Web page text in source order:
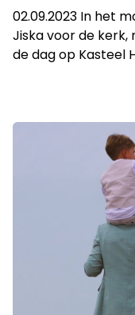
02.09.2023 In het
Jiska voor de
de dag op Kasteel